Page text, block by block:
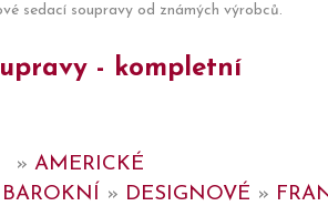
sedací soupravy od známých výrobců.
- kompletní
» AMERICKÉ
BAROKNÍ » DESIGNOVÉ »